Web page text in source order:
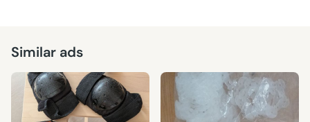
Similar ads